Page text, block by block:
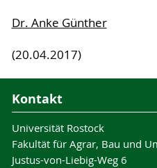
Dr. Anke Günther
(20.04.2017)
Kontakt
Universität Rostock
Fakultät für Agrar, Bau und
Justus-von-Liebig-Weg 6